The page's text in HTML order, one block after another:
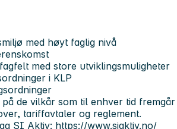
med høyt faglig nivå
med store utviklingsmuligheter
i KLP
på de vilkår som til enhver tid fremgår
tariffavtaler og reglement.
SI Aktiv: https://www.siaktiv.no/